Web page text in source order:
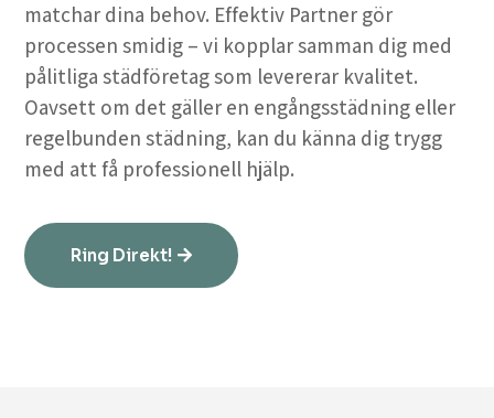
matchar dina behov. Effektiv Partner gör
processen smidig – vi kopplar samman dig med
pålitliga städföretag som levererar kvalitet.
Oavsett om det gäller en engångsstädning eller
regelbunden städning, kan du känna dig trygg
med att få professionell hjälp.
Ring Direkt!